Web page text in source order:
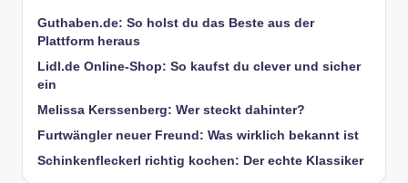
Guthaben.de: So holst du das Beste aus der
Plattform heraus
Lidl.de Online-Shop: So kaufst du clever und sicher
ein
Melissa Kerssenberg: Wer steckt dahinter?
Furtwängler neuer Freund: Was wirklich bekannt ist
Schinkenfleckerl richtig kochen: Der echte Klassiker